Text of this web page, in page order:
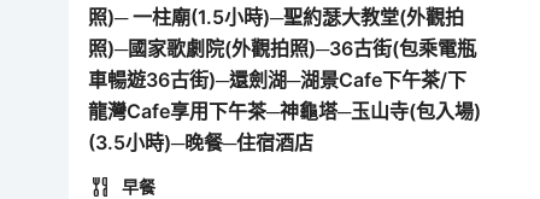
照)─ 一柱廟(1.5小時)─聖約瑟大教堂(外觀拍
照)─國家歌劇院(外觀拍照)─36古街(包乘電瓶
車暢遊36古街)─還劍湖─湖景Cafe下午茶/下
龍灣Cafe享用下午茶─神龜塔─玉山寺(包入場)
(3.5小時)─晚餐─住宿酒店
早餐